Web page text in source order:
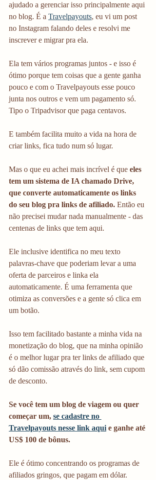
ajudado a gerenciar isso principalmente aqui
no blog. É a Travelpayouts, eu vi um post
no Instagram falando deles e resolvi me
inscrever e migrar pra ela.
Ela tem vários programas juntos - e isso é
ótimo porque tem coisas que a gente ganha
pouco e com o Travelpayouts esse pouco
junta nos outros e vem um pagamento só.
Tipo o Tripadvisor que paga centavos.
E também facilita muito a vida na hora de
criar links, fica tudo num só lugar.
Mas o que eu achei mais incrível é que eles
tem um sistema de IA chamado Drive,
que converte automaticamente os links
do seu blog pra links de afiliado. Então eu
não precisei mudar nada manualmente - das
centenas de links que tem aqui.
Ele inclusive identifica no meu texto
palavras-chave que poderiam levar a uma
oferta de parceiros e linka ela
automaticamente. É uma ferramenta que
otimiza as conversões e a gente só clica em
um botão.
Isso tem facilitado bastante a minha vida na
monetização do blog, que na minha opinião
é o melhor lugar pra ter links de afiliado que
só dão comissão através do link, sem cupom
de desconto.
Se você tem um blog de viagem ou quer
começar um, se cadastre no
Travelpayouts nesse link aqui e ganhe até
US$ 100 de bônus.
Ele é ótimo concentrando os programas de
afiliados gringos, que pagam em dólar.